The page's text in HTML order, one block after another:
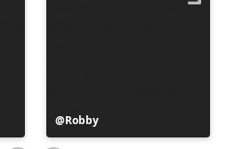
Príspevok
zverejnil
Robby